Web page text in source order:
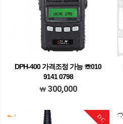
DPH-400 가격조정 가능 ☏010
9141 0798
가격조정가능 문의주세요
300,000
DC